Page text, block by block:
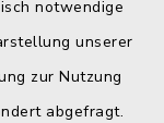
notwendige
unserer
zur Nutzung
abgefragt.